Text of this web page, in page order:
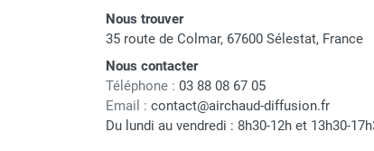
Chauffage mobile électrique
Chauffage électrique soufflant
étuvage industriel ou destruction
punaises de lit
Chauffage électrique infrarouge
Nous trouver
35 route de Colmar, 67600 Sélestat, France
Nous contacter
Téléphone : 03 88 08 67 05
Email : contact@airchaud-diffusion.fr
Du lundi au vendredi : 8h30-12h et 13h30-